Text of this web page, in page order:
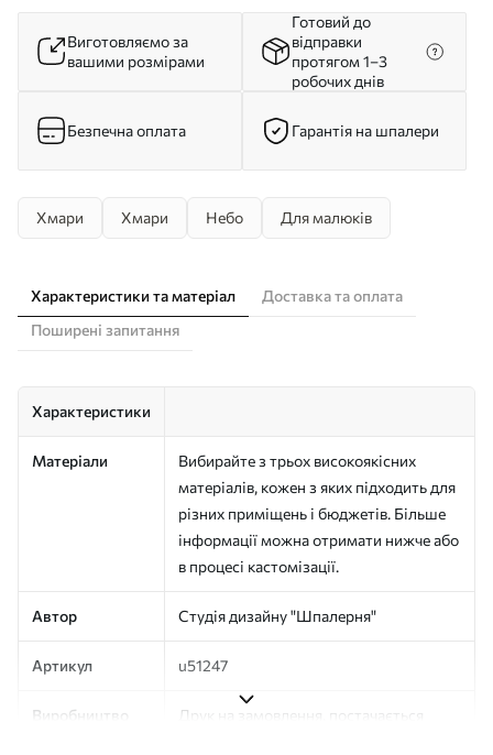
Виготовляємо за
вашими розмірами
Готовий до
відправки
протягом 1–3
робочих днів
Безпечна оплата Гарантія на шпалери
Хмари Хмари Небо Для малюків
Характеристики та матеріал
Доставка та оплата
Поширені запитання
Характеристики
Матеріали
Вибирайте з трьох високоякісних
матеріалів, кожен з яких підходить для
різних приміщень і бюджетів. Більше
інформації можна отримати нижче або
в процесі кастомізації.
Автор Студія дизайну "Шпалерня"
Артикул u51247
Виробництво
Друк на замовлення, постачається